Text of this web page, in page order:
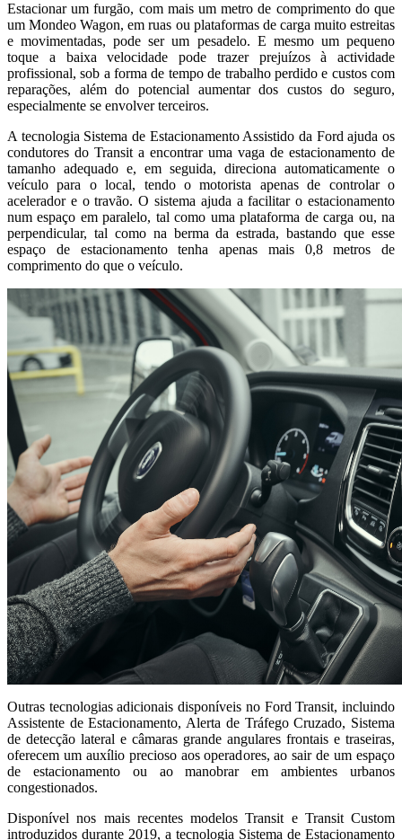
Estacionar um furgão, com mais um metro de comprimento do que
um Mondeo Wagon, em ruas ou plataformas de carga muito estreitas
e movimentadas, pode ser um pesadelo. E mesmo um pequeno
toque a baixa velocidade pode trazer prejuízos à actividade
profissional, sob a forma de tempo de trabalho perdido e custos com
reparações, além do potencial aumentar dos custos do seguro,
especialmente se envolver terceiros.
A tecnologia Sistema de Estacionamento Assistido da Ford ajuda os
condutores do Transit a encontrar uma vaga de estacionamento de
tamanho adequado e, em seguida, direciona automaticamente o
veículo para o local, tendo o motorista apenas de controlar o
acelerador e o travão. O sistema ajuda a facilitar o estacionamento
num espaço em paralelo, tal como uma plataforma de carga ou, na
perpendicular, tal como na berma da estrada, bastando que esse
espaço de estacionamento tenha apenas mais 0,8 metros de
comprimento do que o veículo.
Outras tecnologias adicionais disponíveis no Ford Transit, incluindo
Assistente de Estacionamento, Alerta de Tráfego Cruzado, Sistema
de detecção lateral e câmaras grande angulares frontais e traseiras,
oferecem um auxílio precioso aos operadores, ao sair de um espaço
de estacionamento ou ao manobrar em ambientes urbanos
congestionados.
Disponível nos mais recentes modelos Transit e Transit Custom
introduzidos durante 2019, a tecnologia Sistema de Estacionamento